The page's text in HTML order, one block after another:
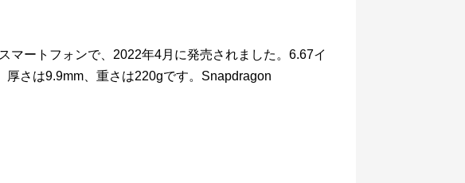
マートフォンで、2022年4月に発売されました。6.67イ
厚さは9.9mm、重さは220gです。Snapdragon